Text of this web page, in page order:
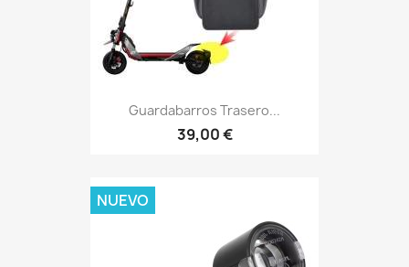
Guardabarros Trasero...
39,00 €
NUEVO